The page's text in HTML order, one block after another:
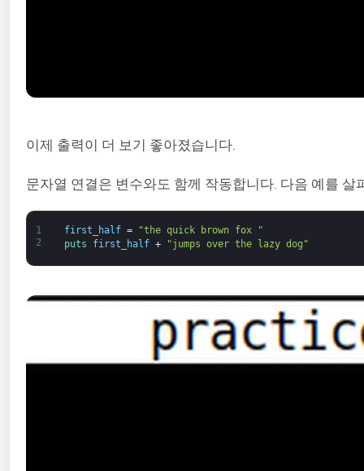
이제 출력이 더 보기 좋아졌습니다.
문자열 연결은 변수와도 함께 작동합니다. 다음 예를 살
1
2
first_half =
"the quick brown fox "
puts
first_half + "jumps over the lazy dog"